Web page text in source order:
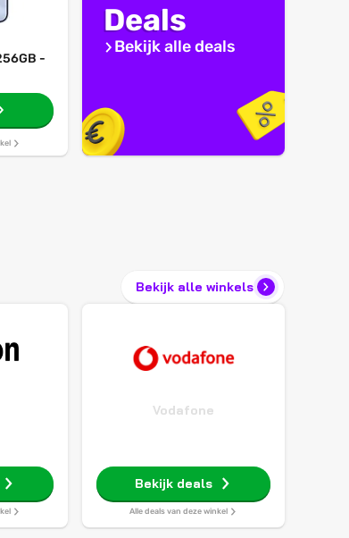
-
Deals
Bekijk alle deals
Bekijk alle winkels
Vodafone
Bekijk deals
Alle deals van deze winkel